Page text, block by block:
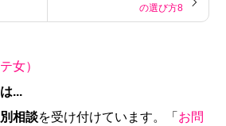
の選び方8
女）
...
相談を受け付けています。「 お問